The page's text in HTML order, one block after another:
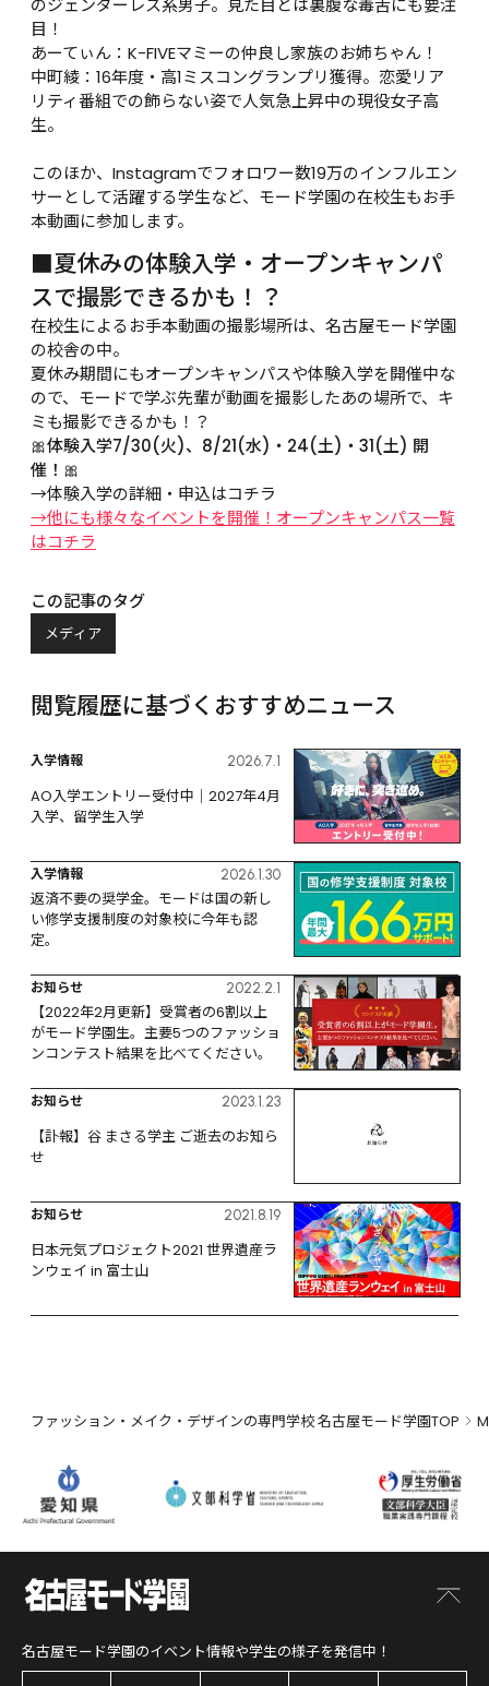
目！
あーてぃん：K-FIVEマミーの仲良し家族のお姉ちゃん！
中町綾：16年度・高1ミスコングランプリ獲得。恋愛リア
リティ番組での飾らない姿で人気急上昇中の現役女子高
生。
このほか、Instagramでフォロワー数19万のインフルエン
サーとして活躍する学生など、モード学園の在校生もお手
本動画に参加します。
■夏休みの体験入学・オープンキャンパ
スで撮影できるかも！？
在校生によるお手本動画の撮影場所は、名古屋モード学園
の校舎の中。
夏休み期間にもオープンキャンパスや体験入学を開催中な
ので、モードで学ぶ先輩が動画を撮影したあの場所で、キ
ミも撮影できるかも！？
🎀体験入学7/30(火)、8/21(水)・24(土)・31(土) 開
催！🎀
→体験入学の詳細・申込はコチラ
→他にも様々なイベントを開催！オープンキャンパス一覧
はコチラ
この記事のタグ
メディア
閲覧履歴に基づくおすすめニュース
入学情報 2026.7.1
AO入学エントリー受付中｜2027年4月
入学、留学生入学
入学情報 2026.1.30
返済不要の奨学金。モードは国の新し
い修学支援制度の対象校に今年も認
定。
お知らせ 2022.2.1
【2022年2月更新】受賞者の6割以上
がモード学園生。主要5つのファッショ
ンコンテスト結果を比べてください。
お知らせ 2023.1.23
【訃報】谷 まさる学主 ご逝去のお知ら
せ
お知らせ 2021.8.19
日本元気プロジェクト2021 世界遺産ラ
ンウェイ in 富士山
ファッション・メイク・デザインの専門学校 名古屋モード学園TOP
名古屋モード学園のイベント情報や学生の様子を発信中！